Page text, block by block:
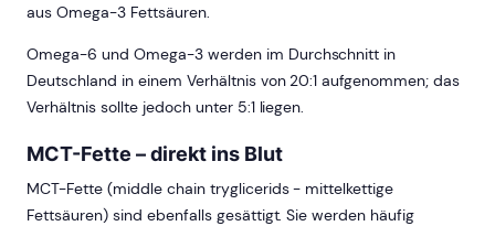
aus Omega-3 Fettsäuren.
Omega-6 und Omega-3 werden im Durchschnitt in
Deutschland in einem Verhältnis von 20:1 aufgenommen; das
Verhältnis sollte jedoch unter 5:1 liegen.
MCT-Fette – direkt ins Blut
MCT-Fette (middle chain tryglicerids - mittelkettige
Fettsäuren) sind ebenfalls gesättigt. Sie werden häufig